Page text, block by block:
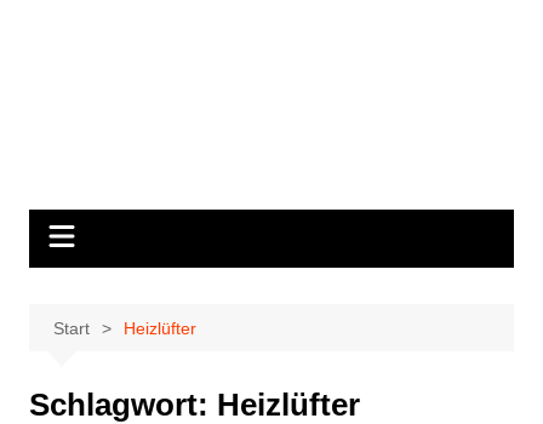
Start Heizlüfter
Schlagwort: Heizlüfter